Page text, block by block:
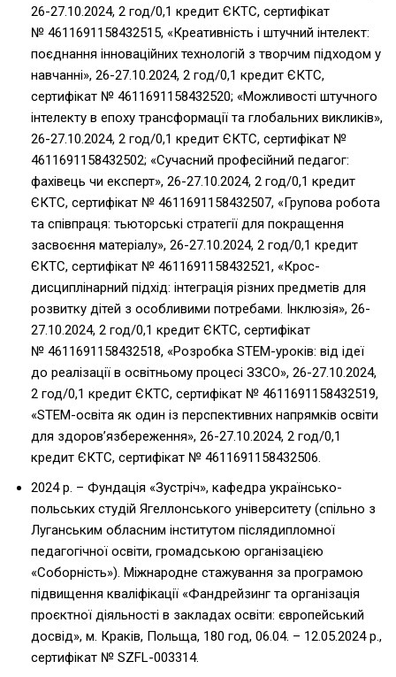
26-27.10.2024, 2 год/0,1 кредит ЄКТС, сертифікат
№ 4611691158432515, «Креативність і штучний інтелект:
поєднання інноваційних технологій з творчим підходом у
навчанні», 26-27.10.2024, 2 год/0,1 кредит ЄКТС,
сертифікат № 4611691158432520; «Можливості штучного
інтелекту в епоху трансформації та глобальних викликів»,
26-27.10.2024, 2 год/0,1 кредит ЄКТС, сертифікат №
4611691158432502; «Сучасний професійний педагог:
фахівець чи експерт», 26-27.10.2024, 2 год/0,1 кредит
ЄКТС, сертифікат № 4611691158432507, «Групова робота
та співпраця: тьюторські стратегії для покращення
засвоєння матеріалу», 26-27.10.2024, 2 год/0,1 кредит
ЄКТС, сертифікат № 4611691158432521, «Крос-
дисциплінарний підхід: інтеграція різних предметів для
розвитку дітей з особливими потребами. Інклюзія», 26-
27.10.2024, 2 год/0,1 кредит ЄКТС, сертифікат
№ 4611691158432518, «Розробка STEM-уроків: від ідеї
до реалізації в освітньому процесі ЗЗСО», 26-27.10.2024,
2 год/0,1 кредит ЄКТС, сертифікат № 4611691158432519,
«STEM-освіта як один із перспективних напрямків освіти
для здоров’язбереження», 26-27.10.2024, 2 год/0,1
кредит ЄКТС, сертифікат № 4611691158432506.
2024 р. – Фундація «Зустріч», кафедра українсько-
польських студій Ягеллонського університету (спільно з
Луганським обласним інститутом післядипломної
педагогічної освіти, громадською організацією
«Соборність»). Міжнародне стажування за програмою
підвищення кваліфікації «Фандрейзинг та організація
проєктної діяльності в закладах освіти: європейський
досвід», м. Краків, Польща, 180 год, 06.04. – 12.05.2024 р.,
cертифікат № SZFL-003314.